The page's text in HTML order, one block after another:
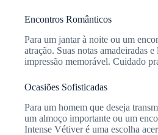
Encontros Românticos
Para um jantar à noite ou um
atração. Suas notas amadeiradas
impressão memorável. Cuidado
Ocasiões Sofisticadas
Para um homem que deseja
um almoço importante ou um
Intense Vétiver é uma escolha